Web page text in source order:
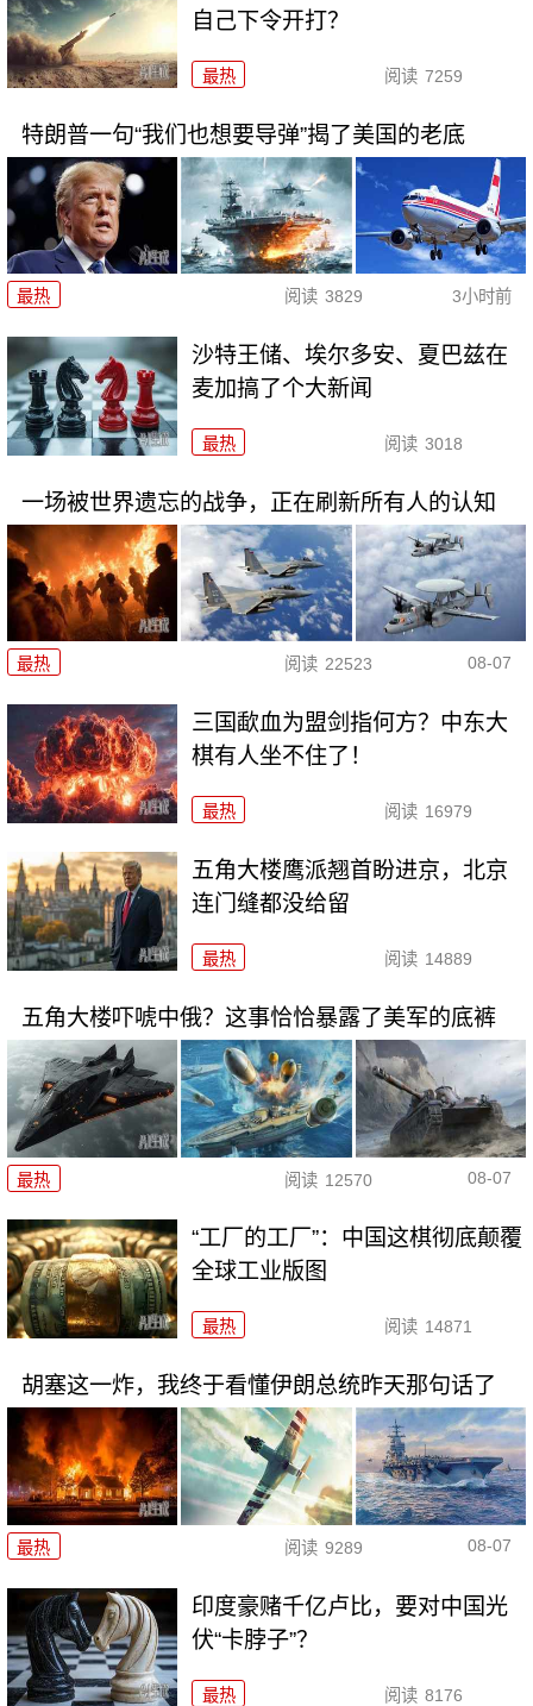
自己下令开打？
最热 阅读 7259
特朗普一句“我们也想要导弹”揭了美国的老底
最热 阅读 3829 3小时前
沙特王储、埃尔多安、夏巴兹在
麦加搞了个大新闻
最热 阅读 3018
一场被世界遗忘的战争，正在刷新所有人的认知
最热 阅读 22523 08-07
三国歃血为盟剑指何方？中东大
棋有人坐不住了！
最热 阅读 16979
五角大楼鹰派翘首盼进京，北京
连门缝都没给留
最热 阅读 14889
五角大楼吓唬中俄？这事恰恰暴露了美军的底裤
最热 阅读 12570 08-07
“工厂的工厂”：中国这棋彻底颠覆
全球工业版图
最热 阅读 14871
胡塞这一炸，我终于看懂伊朗总统昨天那句话了
最热 阅读 9289 08-07
印度豪赌千亿卢比，要对中国光
伏“卡脖子”？
最热 阅读 8176